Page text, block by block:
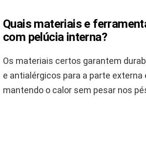
Quais materiais e
com pelúcia interna?
Os materiais certos garantem
e antialérgicos para a parte
mantendo o calor sem pesar nos